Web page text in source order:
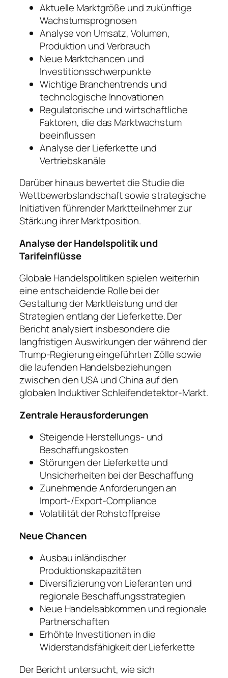
Aktuelle Marktgröße und zukünftige
Wachstumsprognosen
Analyse von Umsatz, Volumen,
Produktion und Verbrauch
Neue Marktchancen und
Investitionsschwerpunkte
Wichtige Branchentrends und
technologische Innovationen
Regulatorische und wirtschaftliche
Faktoren, die das Marktwachstum
beeinflussen
Analyse der Lieferkette und
Vertriebskanäle
Darüber hinaus bewertet die Studie die
Wettbewerbslandschaft sowie strategische
Initiativen führender Marktteilnehmer zur
Stärkung ihrer Marktposition.
Analyse der Handelspolitik und
Tarifeinflüsse
Globale Handelspolitiken spielen weiterhin
eine entscheidende Rolle bei der
Gestaltung der Marktleistung und der
Strategien entlang der Lieferkette. Der
Bericht analysiert insbesondere die
langfristigen Auswirkungen der während der
Trump-Regierung eingeführten Zölle sowie
die laufenden Handelsbeziehungen
zwischen den USA und China auf den
globalen Induktiver Schleifendetektor-Markt.
Zentrale Herausforderungen
Steigende Herstellungs- und
Beschaffungskosten
Störungen der Lieferkette und
Unsicherheiten bei der Beschaffung
Zunehmende Anforderungen an
Import-/Export-Compliance
Volatilität der Rohstoffpreise
Neue Chancen
Ausbau inländischer
Produktionskapazitäten
Diversifizierung von Lieferanten und
regionale Beschaffungsstrategien
Neue Handelsabkommen und regionale
Partnerschaften
Erhöhte Investitionen in die
Widerstandsfähigkeit der Lieferkette
Der Bericht untersucht, wie sich